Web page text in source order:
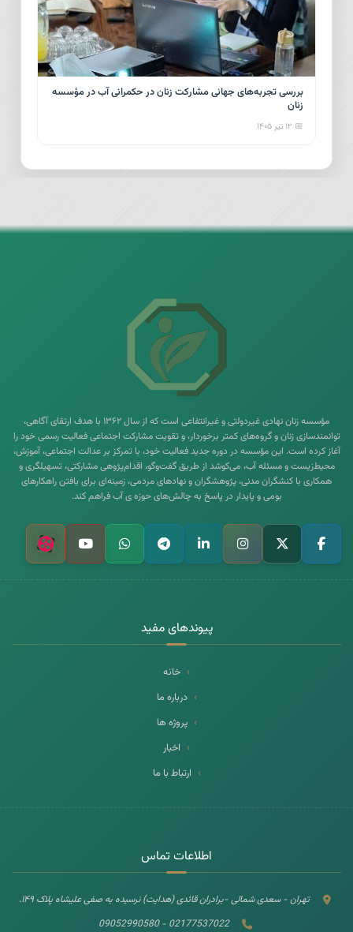
بررسی تجربه‌های جهانی مشارکت زنان در حکمرانی آب در مؤسسه
زنان
📅 ۱۲ تیر ۱۴۰۵
مؤسسه زنان نهادی غیردولتی و غیرانتفاعی است که از سال ۱۳۶۲ با هدف ارتقای آگاهی،
توانمندسازی زنان و گروه‌های کمتر برخوردار، و تقویت مشارکت اجتماعی فعالیت رسمی خود را
آغاز کرده است. این مؤسسه در دوره جدید فعالیت خود، با تمرکز بر عدالت اجتماعی، آموزش،
محیط‌زیست و مسئله آب، می‌کوشد از طریق گفت‌وگو، اقدام‌پژوهی مشارکتی، تسهیلگری و
همکاری با کنشگران مدنی، پژوهشگران و نهادهای مردمی، زمینه‌ای برای یافتن راهکارهای
بومی و پایدار در پاسخ به چالش‌های حوزه ی آب فراهم کند.
پیوندهای مفید
خانه
درباره ما
پروژه ها
اخبار
ارتباط با ما
اطلاعات تماس
تهران - سعدی شمالی -برادران قائدی (هدایت) نرسیده به صفی علیشاه پلاک ۱۴۹.
02177537022 - 09052990580